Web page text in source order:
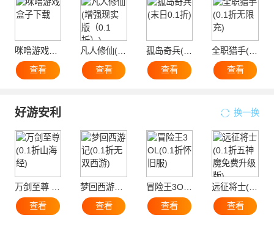
咪噜游戏盒子下载
查看
查看
孤岛奇兵(末日0.1折)
查看
查看
好游安利 换一换
查看
查看
冒险王3OL(0.1折怀旧服)
查看
查看